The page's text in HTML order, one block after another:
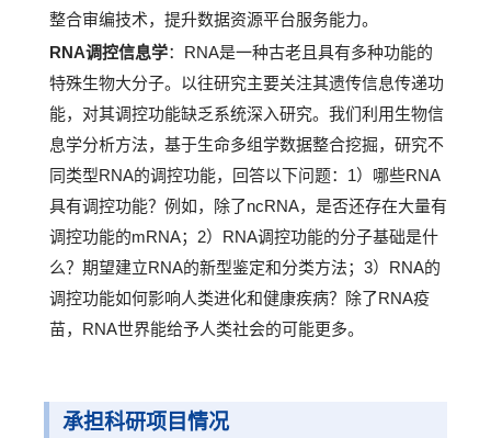
整合审编技术，提升数据资源平台服务能力。
RNA调控信息学：RNA是一种古老且具有多种功能的
特殊生物大分子。以往研究主要关注其遗传信息传递功
能，对其调控功能缺乏系统深入研究。我们利用生物信
息学分析方法，基于生命多组学数据整合挖掘，研究不
同类型RNA的调控功能，回答以下问题：1）哪些RNA
具有调控功能？例如，除了ncRNA，是否还存在大量有
调控功能的mRNA；2）RNA调控功能的分子基础是什
么？期望建立RNA的新型鉴定和分类方法；3）RNA的
调控功能如何影响人类进化和健康疾病？除了RNA疫
苗，RNA世界能给予人类社会的可能更多。
承担科研项目情况